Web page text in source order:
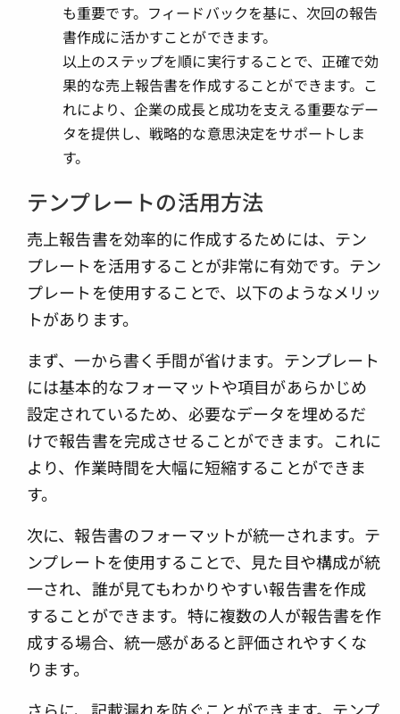
も重要です。フィードバックを基に、次回の報告
書作成に活かすことができます。
以上のステップを順に実行することで、正確で効
果的な売上報告書を作成することができます。こ
れにより、企業の成長と成功を支える重要なデー
タを提供し、戦略的な意思決定をサポートしま
す。
テンプレートの活用方法
売上報告書を効率的に作成するためには、テン
プレートを活用することが非常に有効です。テン
プレートを使用することで、以下のようなメリッ
トがあります。
まず、一から書く手間が省けます。テンプレート
には基本的なフォーマットや項目があらかじめ
設定されているため、必要なデータを埋めるだ
けで報告書を完成させることができます。これに
より、作業時間を大幅に短縮することができま
す。
次に、報告書のフォーマットが統一されます。テ
ンプレートを使用することで、見た目や構成が統
一され、誰が見てもわかりやすい報告書を作成
することができます。特に複数の人が報告書を作
成する場合、統一感があると評価されやすくな
ります。
さらに、記載漏れを防ぐことができます。テンプ